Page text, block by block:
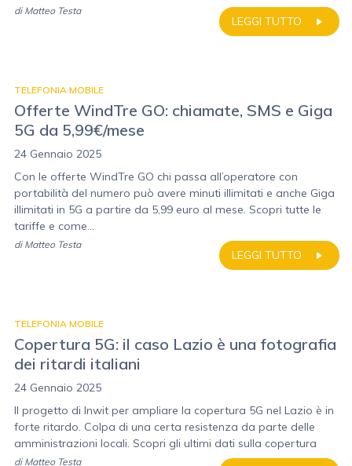
LEGGI TUTTO
di Matteo Testa
TELEFONIA MOBILE
Offerte WindTre GO: chiamate, SMS e Giga
5G da 5,99€/mese
24 Gennaio 2025
Con le offerte WindTre GO chi passa all’operatore con
portabilità del numero può avere minuti illimitati e anche Giga
illimitati in 5G a partire da 5,99 euro al mese. Scopri tutte le
tariffe e come...
LEGGI TUTTO
di Matteo Testa
TELEFONIA MOBILE
Copertura 5G: il caso Lazio è una fotografia
dei ritardi italiani
24 Gennaio 2025
Il progetto di Inwit per ampliare la copertura 5G nel Lazio è in
forte ritardo. Colpa di una certa resistenza da parte delle
amministrazioni locali. Scopri gli ultimi dati sulla copertura
di Matteo Testa